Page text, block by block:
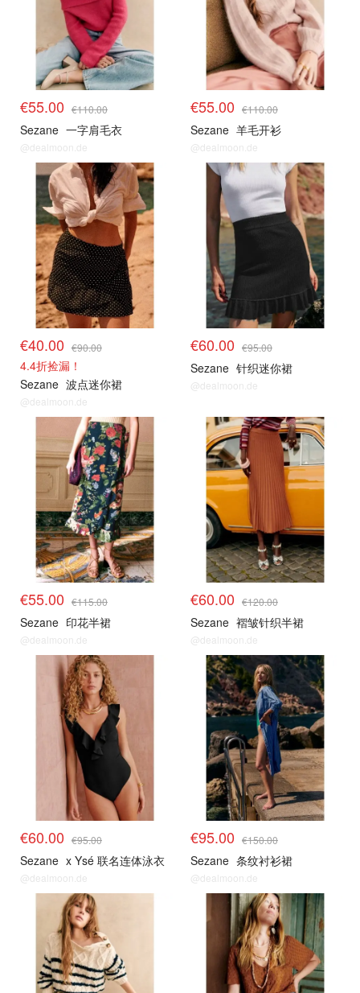
€55.00 €110.00
Sezane 一字肩毛衣
@dealmoon.de
€55.00 €110.00
Sezane 羊毛开衫
@dealmoon.de
€40.00 €90.00
4.4折捡漏！
Sezane 波点迷你裙
@dealmoon.de
€60.00 €95.00
Sezane 针织迷你裙
@dealmoon.de
€55.00 €115.00
Sezane 印花半裙
@dealmoon.de
€60.00 €120.00
Sezane 褶皱针织半裙
@dealmoon.de
€60.00 €95.00
Sezane x Ysé 联名连体泳衣
@dealmoon.de
€95.00 €150.00
Sezane 条纹衬衫裙
@dealmoon.de